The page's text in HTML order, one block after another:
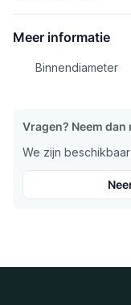
Meer informatie
Binnendiameter
Vragen? Neem
We zijn